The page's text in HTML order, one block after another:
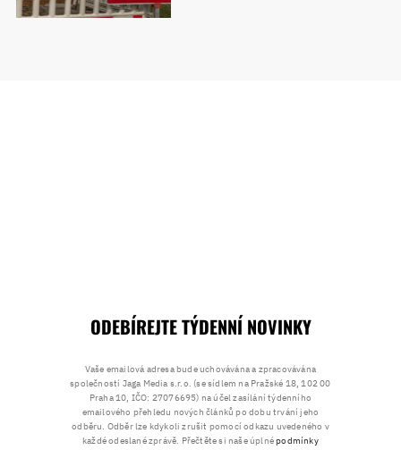
ODEBÍREJTE TÝDENNÍ NOVINKY
Vaše emailová adresa bude uchovávána a zpracovávána
společností Jaga Media s.r.o. (se sídlem na Pražské 18, 102 00
Praha 10, IČO: 27076695) na účel zasílání týdenního
emailového přehledu nových článků po dobu trvání jeho
odběru. Odběr lze kdykoli zrušit pomocí odkazu uvedeného v
každé odeslané zprávě. Přečtěte si naše úplnépodmínky